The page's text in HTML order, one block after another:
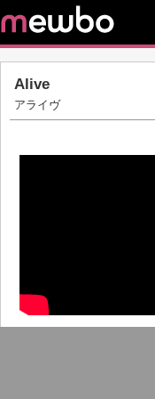
Alive
アライヴ